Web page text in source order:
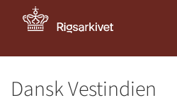
Dansk Vestindien